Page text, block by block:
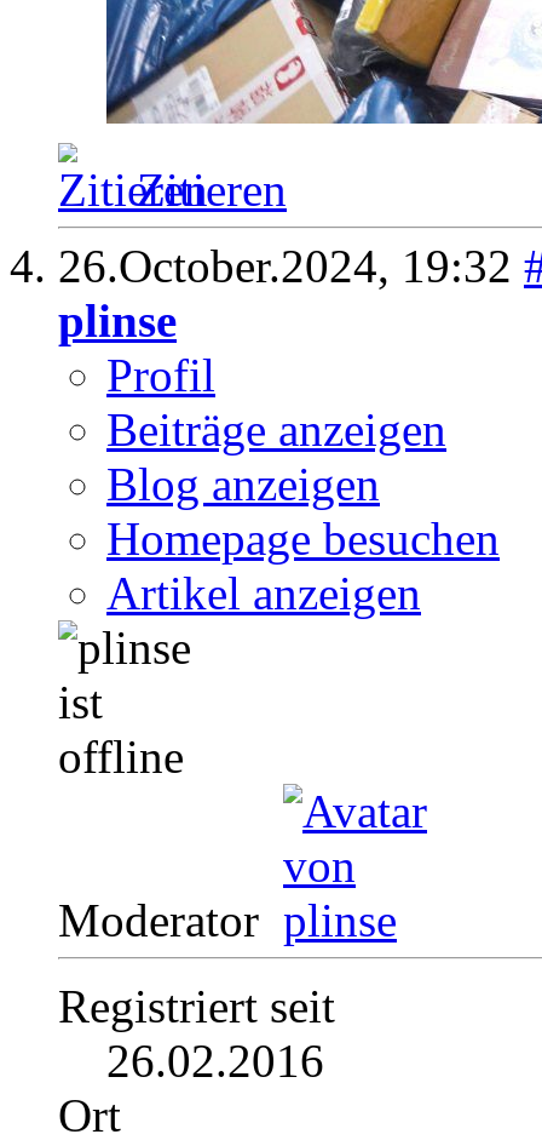
Zitieren
26.October.2024, 19:32
plinse
Profil
Beiträge anzeigen
Blog anzeigen
Homepage besuchen
Artikel anzeigen
Moderator
Registriert seit
26.02.2016
Ort